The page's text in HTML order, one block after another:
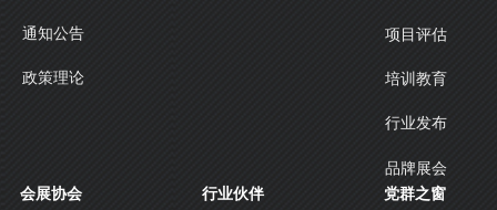
通知公告
政策理论
项目评估
培训教育
行业发布
品牌展会
会展协会 行业伙伴 党群之窗